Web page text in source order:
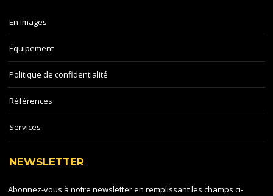
En images
Équipement
Politique de confidentialité
Références
Services
NEWSLETTER
Abonnez-vous à notre newsletter en remplissant les champs ci-